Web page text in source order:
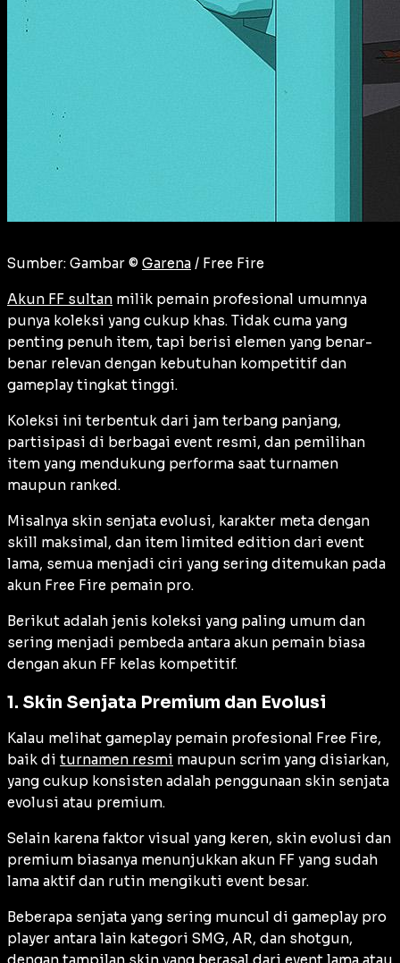
Sumber: Gambar © Garena / Free Fire
Akun FF sultan milik pemain profesional umumnya
punya koleksi yang cukup khas. Tidak cuma yang
penting penuh item, tapi berisi elemen yang benar-
benar relevan dengan kebutuhan kompetitif dan
gameplay tingkat tinggi.
Koleksi ini terbentuk dari jam terbang panjang,
partisipasi di berbagai event resmi, dan pemilihan
item yang mendukung performa saat turnamen
maupun ranked.
Misalnya skin senjata evolusi, karakter meta dengan
skill maksimal, dan item limited edition dari event
lama, semua menjadi ciri yang sering ditemukan pada
akun Free Fire pemain pro.
Berikut adalah jenis koleksi yang paling umum dan
sering menjadi pembeda antara akun pemain biasa
dengan akun FF kelas kompetitif.
1. Skin Senjata Premium dan Evolusi
Kalau melihat gameplay pemain profesional Free Fire,
baik di turnamen resmi maupun scrim yang disiarkan,
yang cukup konsisten adalah penggunaan skin senjata
evolusi atau premium.
Selain karena faktor visual yang keren, skin evolusi dan
premium biasanya menunjukkan akun FF yang sudah
lama aktif dan rutin mengikuti event besar.
Beberapa senjata yang sering muncul di gameplay pro
player antara lain kategori SMG, AR, dan shotgun,